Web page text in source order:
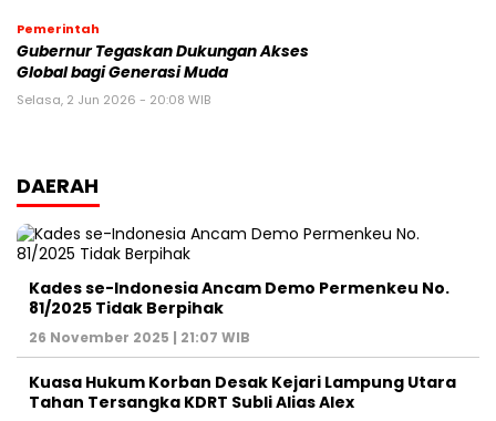
Pemerintah
Gubernur Tegaskan Dukungan Akses
Global bagi Generasi Muda
Selasa, 2 Jun 2026 - 20:08 WIB
DAERAH
Kades se-Indonesia Ancam Demo Permenkeu No.
81/2025 Tidak Berpihak
26 November 2025 | 21:07 WIB
Kuasa Hukum Korban Desak Kejari Lampung Utara
Tahan Tersangka KDRT Subli Alias Alex